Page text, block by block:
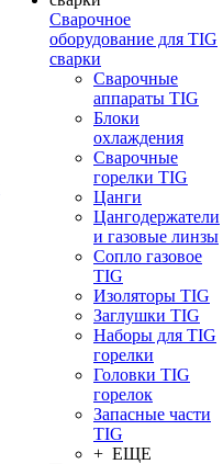
Сварочное
оборудование для TIG
сварки
Сварочные
аппараты TIG
Блоки
охлаждения
Сварочные
горелки TIG
Цанги
Цангодержатели
и газовые линзы
Сопло газовое
TIG
Изоляторы TIG
Заглушки TIG
Наборы для TIG
горелки
Головки TIG
горелок
Запасные части
TIG
+ ЕЩЕ